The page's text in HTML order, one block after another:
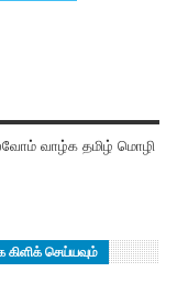
வாழ்க தமிழ் மொழி
கிளிக் செய்யவும்